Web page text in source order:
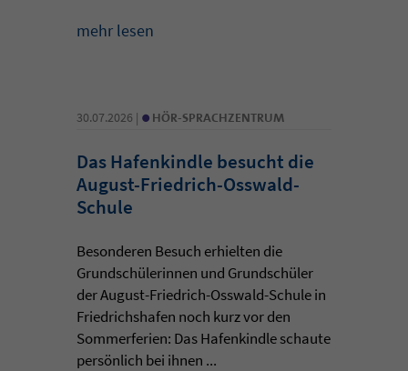
mehr lesen
30.07.2026 | • HÖR-SPRACHZENTRUM
Das Hafenkindle besucht die
August-Friedrich-Osswald-
Schule
Besonderen Besuch erhielten die
Grundschülerinnen und Grundschüler
der August-Friedrich-Osswald-Schule in
Friedrichshafen noch kurz vor den
Sommerferien: Das Hafenkindle schaute
persönlich bei ihnen ...